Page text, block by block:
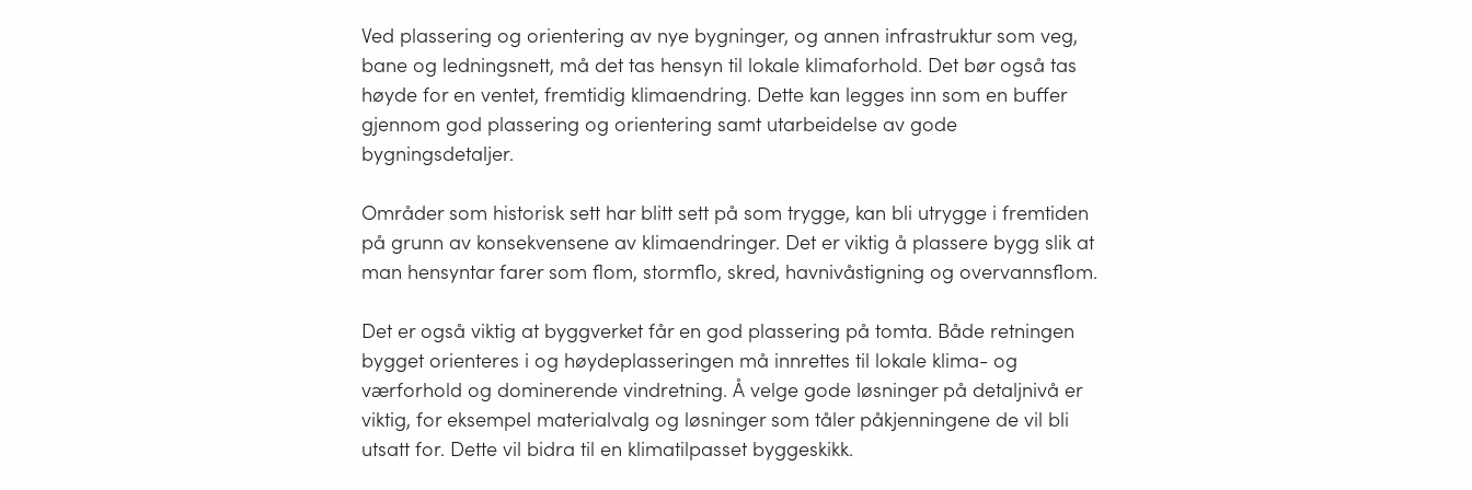
Ved plassering og orientering av nye bygninger, og annen infrastruktur som veg,
bane og ledningsnett, må det tas hensyn til lokale klimaforhold. Det bør også tas
høyde for en ventet, fremtidig klimaendring. Dette kan legges inn som en buffer
gjennom god plassering og orientering samt utarbeidelse av gode
bygningsdetaljer.
Områder som historisk sett har blitt sett på som trygge, kan bli utrygge i fremtiden
på grunn av konsekvensene av klimaendringer. Det er viktig å plassere bygg slik at
man hensyntar farer som flom, stormflo, skred, havnivåstigning og overvannsflom.
Det er også viktig at byggverket får en god plassering på tomta. Både retningen
bygget orienteres i og høydeplasseringen må innrettes til lokale klima- og
værforhold og dominerende vindretning. Å velge gode løsninger på detaljnivå er
viktig, for eksempel materialvalg og løsninger som tåler påkjenningene de vil bli
utsatt for. Dette vil bidra til en klimatilpasset byggeskikk.